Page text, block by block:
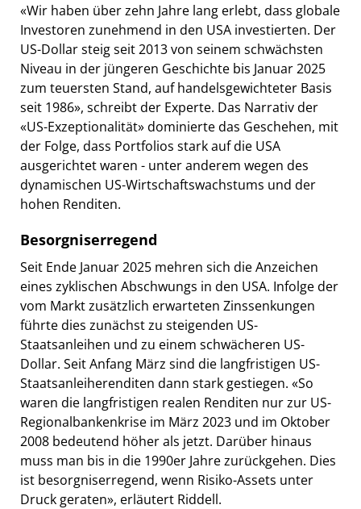
«Wir haben über zehn Jahre lang erlebt, dass globale
Investoren zunehmend in den USA investierten. Der
US-Dollar steig seit 2013 von seinem schwächsten
Niveau in der jüngeren Geschichte bis Januar 2025
zum teuersten Stand, auf handelsgewichteter Basis
seit 1986», schreibt der Experte. Das Narrativ der
«US-Exzeptionalität» dominierte das Geschehen, mit
der Folge, dass Portfolios stark auf die USA
ausgerichtet waren - unter anderem wegen des
dynamischen US-Wirtschaftswachstums und der
hohen Renditen.
Besorgniserregend
Seit Ende Januar 2025 mehren sich die Anzeichen
eines zyklischen Abschwungs in den USA. Infolge der
vom Markt zusätzlich erwarteten Zinssenkungen
führte dies zunächst zu steigenden US-
Staatsanleihen und zu einem schwächeren US-
Dollar. Seit Anfang März sind die langfristigen US-
Staatsanleiherenditen dann stark gestiegen. «So
waren die langfristigen realen Renditen nur zur US-
Regionalbankenkrise im März 2023 und im Oktober
2008 bedeutend höher als jetzt. Darüber hinaus
muss man bis in die 1990er Jahre zurückgehen. Dies
ist besorgniserregend, wenn Risiko-Assets unter
Druck geraten», erläutert Riddell.